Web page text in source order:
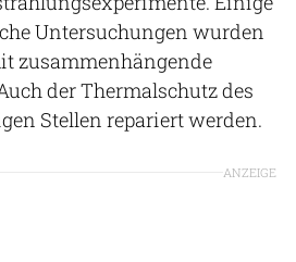
Untersuchungen wurden
zusammenhängende
der Thermalschutz des
Stellen repariert werden.
ANZEIGE